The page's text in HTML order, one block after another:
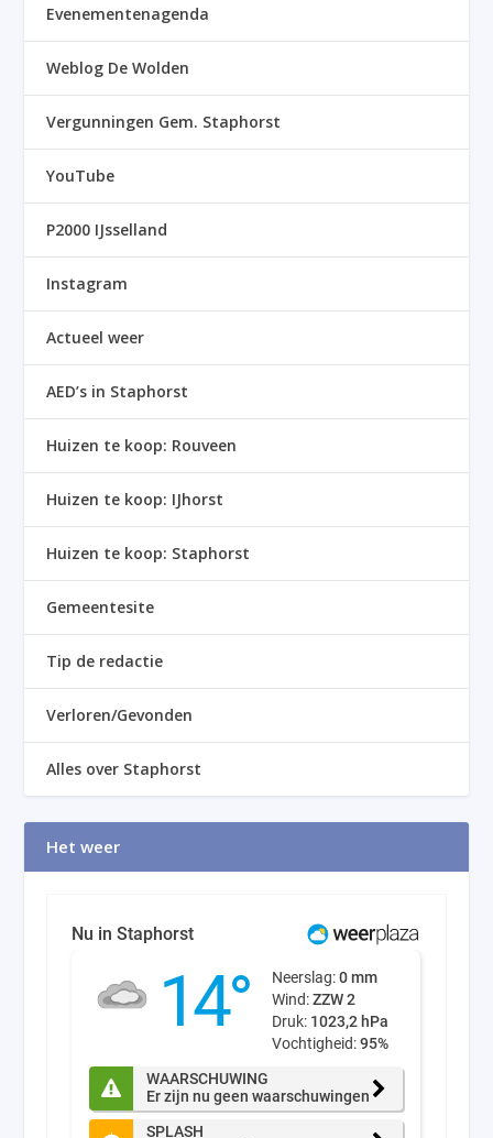
Evenementenagenda
Weblog De Wolden
Vergunningen Gem. Staphorst
YouTube
P2000 IJsselland
Instagram
Actueel weer
AED’s in Staphorst
Huizen te koop: Rouveen
Huizen te koop: IJhorst
Huizen te koop: Staphorst
Gemeentesite
Tip de redactie
Verloren/Gevonden
Alles over Staphorst
Het weer